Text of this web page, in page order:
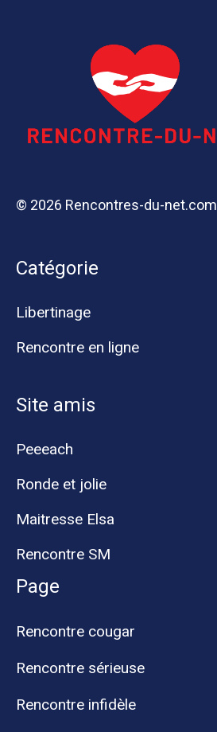
© 2026 Rencontres-du-net.com
Catégorie
Libertinage
Rencontre en ligne
Site amis
Peeeach
Ronde et jolie
Maitresse Elsa
Rencontre SM
Page
Rencontre cougar
Rencontre sérieuse
Rencontre infidèle